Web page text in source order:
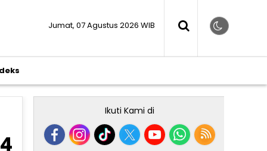
Jumat, 07 Agustus 2026 WIB
Ikuti Kami di